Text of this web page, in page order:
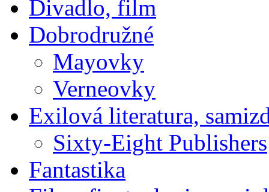
Divadlo, film
Dobrodružné
Mayovky
Verneovky
Exilová literatura,
Sixty-Eight Publishers
Fantastika